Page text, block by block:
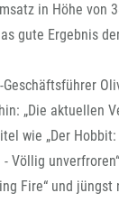
in Höhe von
gute Ergebnis
Geschäftsführer
„Die aktuellen
wie „Der Hobbit:
- Völlig
Fire“ und